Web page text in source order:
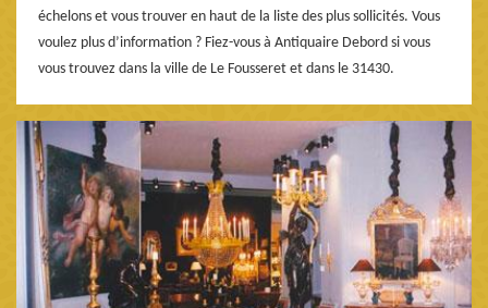
échelons et vous trouver en haut de la liste des plus sollicités. Vous
voulez plus d’information ? Fiez-vous à Antiquaire Debord si vous
vous trouvez dans la ville de Le Fousseret et dans le 31430.